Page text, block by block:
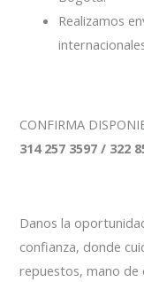
Realizamos
CONFIRMA
314 257 3597 / 322
Danos la
confianza, donde
repuestos, mano